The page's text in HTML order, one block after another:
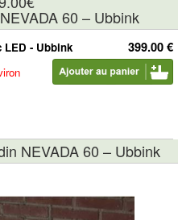
60 – Ubbink
399.00 €
LED - Ubbink
NEVADA 60 – Ubbink